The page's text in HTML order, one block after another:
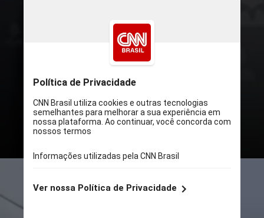
Poder Executivo, em posições como
prefeitos, secretários,
governadores, ministros, entre